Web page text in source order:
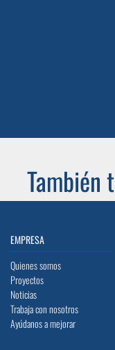
También
EMPRESA
Quienes somos
Proyectos
Noticias
Trabaja con nosotros
Ayúdanos a mejorar